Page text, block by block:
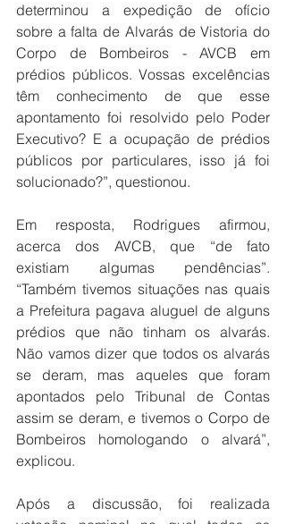
determinou a expedição de ofício
sobre a falta de Alvarás de Vistoria do
Corpo de Bombeiros - AVCB em
prédios públicos. Vossas excelências
têm conhecimento de que esse
apontamento foi resolvido pelo Poder
Executivo? E a ocupação de prédios
públicos por particulares, isso já foi
solucionado?”, questionou.
Em resposta, Rodrigues afirmou,
acerca dos AVCB, que “de fato
existiam algumas pendências”.
“Também tivemos situações nas quais
a Prefeitura pagava aluguel de alguns
prédios que não tinham os alvarás.
Não vamos dizer que todos os alvarás
se deram, mas aqueles que foram
apontados pelo Tribunal de Contas
assim se deram, e tivemos o Corpo de
Bombeiros homologando o alvará”,
explicou.
Após a discussão, foi realizada